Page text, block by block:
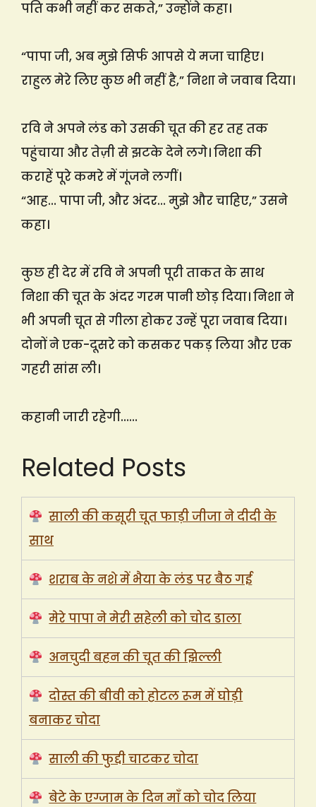
पति कभी नहीं कर सकते,” उन्होंने कहा।
“पापा जी, अब मुझे सिर्फ आपसे ये मजा चाहिए।
राहुल मेरे लिए कुछ भी नहीं है,” निशा ने जवाब दिया।
रवि ने अपने लंड को उसकी चूत की हर तह तक
पहुंचाया और तेज़ी से झटके देने लगे। निशा की
कराहें पूरे कमरे में गूंजने लगीं।
“आह… पापा जी, और अंदर… मुझे और चाहिए,” उसने
कहा।
कुछ ही देर में रवि ने अपनी पूरी ताकत के साथ
निशा की चूत के अंदर गरम पानी छोड़ दिया। निशा ने
भी अपनी चूत से गीला होकर उन्हें पूरा जवाब दिया।
दोनों ने एक-दूसरे को कसकर पकड़ लिया और एक
गहरी सांस ली।
कहानी जारी रहेगी……
Related Posts
साली की कसूरी चूत फाड़ी जीजा ने दीदी के
साथ
शराब के नशे में भैया के लंड पर बैठ गई
मेरे पापा ने मेरी सहेली को चोद डाला
अनचुदी बहन की चूत की झिल्ली
दोस्त की बीवी को होटल रूम में घोड़ी
बनाकर चोदा
साली की फुद्दी चाटकर चोदा
बेटे के एग्जाम के दिन माँ को चोद लिया